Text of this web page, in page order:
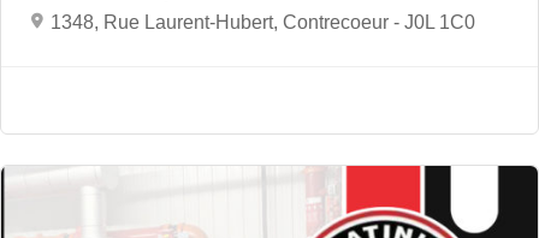
1348, Rue Laurent-Hubert, Contrecoeur - J0L 1C0